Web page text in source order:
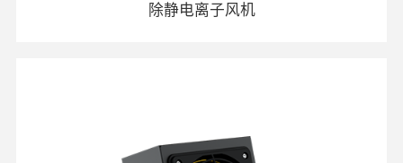
除静电离子风机